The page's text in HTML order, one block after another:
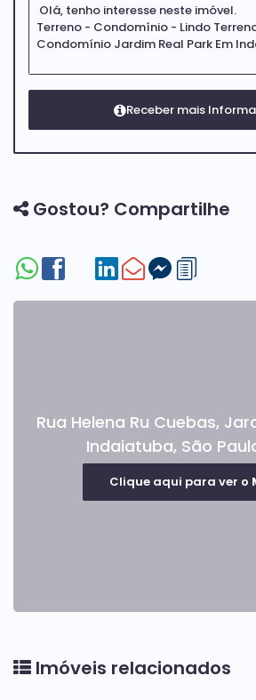
Gostou? Compartilhe
Rua Helena Ru Cuebas,
Indaiatuba, São
Clique aqui para ver o
Imóveis relacionados